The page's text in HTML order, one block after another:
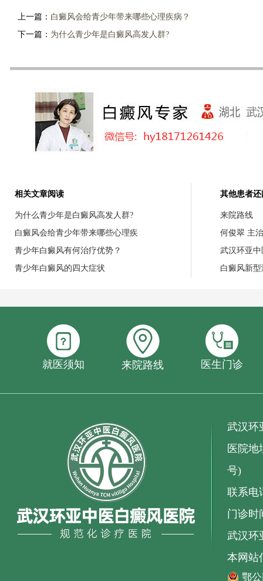
上一篇： 白癜风会给青少年带来哪些心理疾病？
下一篇： 为什么青少年是白癜风高发人群?
相关文章阅读
为什么青少年是白癜风高发人群?
白癜风会给青少年带来哪些心理疾
青少年白癜风有何治疗优势？
青少年白癜风的四大症状
其他患者
来院路线
何俊翠 主
武汉环亚
白癜风新
就医须知 来院路线 医生门诊
武汉环
医院地
号)
联系电
门诊时
武汉环
本网站
鄂